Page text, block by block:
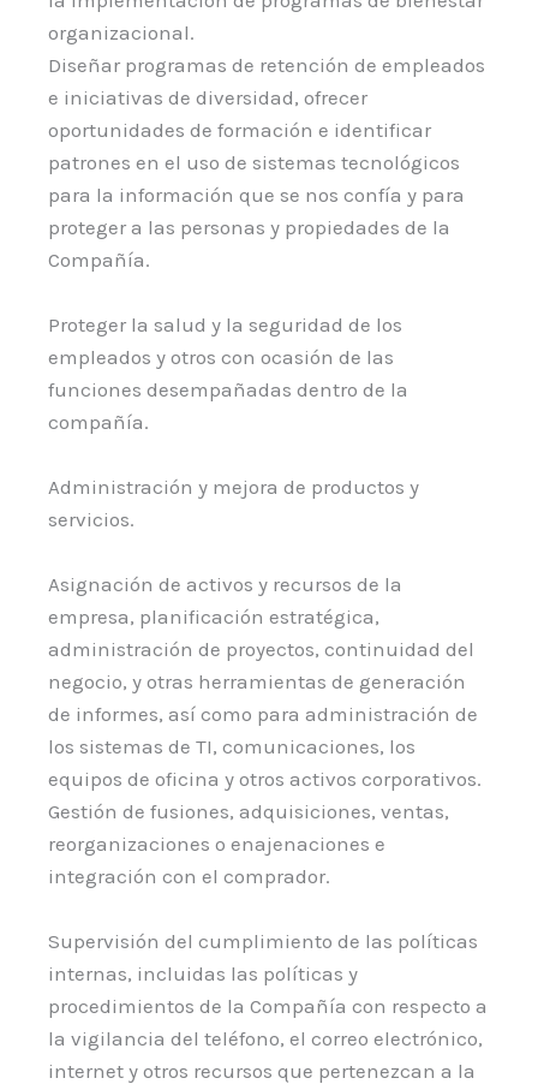
organizacional.
Diseñar programas de retención de empleados
e iniciativas de diversidad, ofrecer
oportunidades de formación e identificar
patrones en el uso de sistemas tecnológicos
para la información que se nos confía y para
proteger a las personas y propiedades de la
Compañía.
Proteger la salud y la seguridad de los
empleados y otros con ocasión de las
funciones desempañadas dentro de la
compañía.
Administración y mejora de productos y
servicios.
Asignación de activos y recursos de la
empresa, planificación estratégica,
administración de proyectos, continuidad del
negocio, y otras herramientas de generación
de informes, así como para administración de
los sistemas de TI, comunicaciones, los
equipos de oficina y otros activos corporativos.
Gestión de fusiones, adquisiciones, ventas,
reorganizaciones o enajenaciones e
integración con el comprador.
Supervisión del cumplimiento de las políticas
internas, incluidas las políticas y
procedimientos de la Compañía con respecto a
la vigilancia del teléfono, el correo electrónico,
internet y otros recursos que pertenezcan a la